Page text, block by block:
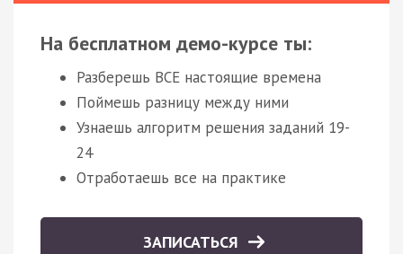
На бесплатном демо-курсе ты:
Разберешь ВСЕ настоящие времена
Поймешь разницу между ними
Узнаешь алгоритм решения заданий 19-
24
Отработаешь все на практике
ЗАПИСАТЬСЯ